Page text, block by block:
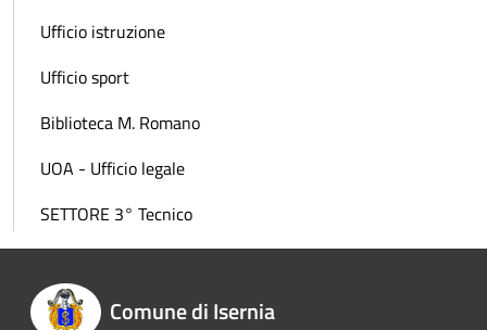
Ufficio istruzione
Ufficio sport
Biblioteca M. Romano
UOA - Ufficio legale
SETTORE 3° Tecnico
Comune di Isernia